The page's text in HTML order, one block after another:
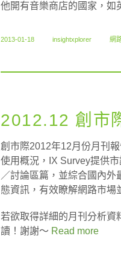
他開有音樂商店的國家，如
2013-01-18 insightxplorer 網
2012.12 創市
創市際2012年12月份月刊
使用概況，IX Survey提供
／討論區篇，並綜合國內
態資訊，有效瞭解網路市場
若欲取得詳細的月刊分析資
讀！謝謝～ Read more